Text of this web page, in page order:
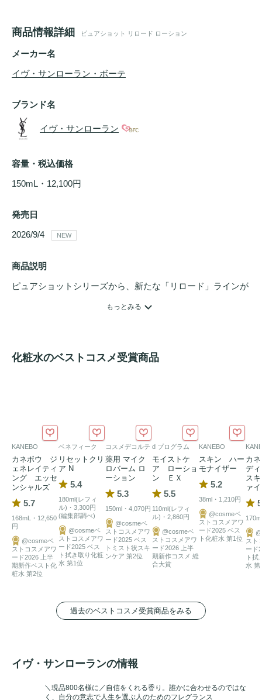
商品情報詳細 ピュアショット リロード ローション
メーカー名
イヴ・サンローラン・ボーテ
ブランド名
イヴ・サンローラン
容量・税込価格
150mL・12,100円
発売日
2026/9/4
NEW
商品説明
ピュアショットシリーズから、新たな「リロード」ラインが
ラッグシップブティック先行発売
もっとみる
化粧水のベストコスメ受賞商品
KANEBO
カネボウ ジ
ェネレイティ
ング エッセ
ンシャルズ
5.7
168mL・12,650
円
@cosmeベ
ストコスメアワ
ード2026 上半
期新作ベスト化
粧水 第2位
ベネフィーク
リセットクリ
ア N
5.4
180ml(レフィ
ル)・3,300円
(編集部調べ)
@cosmeベ
ストコスメアワ
ード2025 ベス
ト拭き取り化粧
水 第1位
コスメデコルテ
薬用 マイク
ロバーム ロ
ーション
5.3
150ml・4,070円
@cosmeベ
ストコスメアワ
ード2025 ベス
トミスト状スキ
ンケア 第2位
d プログラム
モイストケ
ア ローショ
ン ＥＸ
5.5
110ml(レフィ
ル)・2,860円
@cosmeベ
ストコスメアワ
ード2026 上半
期新作コスメ 総
合大賞
KANEBO
スキン ハー
モナイザー
5.2
38ml・1,210円
@cosmeベ
ストコスメアワ
ード2025 ベス
ト化粧水 第1位
カ
デ
ス
ァ
スト
ード
ト拭
水 第
過去のベストコスメ受賞商品をみる
イヴ・サンローランの情報
＼現品800名様に／自信をくれる香り。誰かに合わせるのではな
く、自分の意志で人生を選ぶ人のためのフレグランス